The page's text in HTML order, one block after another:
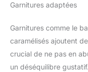
Garnitures adaptées
Garnitures comme le
caramélisés ajoutent
crucial de ne pas en
un déséquilibre gustatif.